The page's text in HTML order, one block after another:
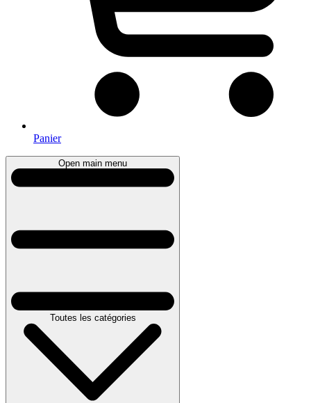
Panier
Open main menu
Toutes les catégories